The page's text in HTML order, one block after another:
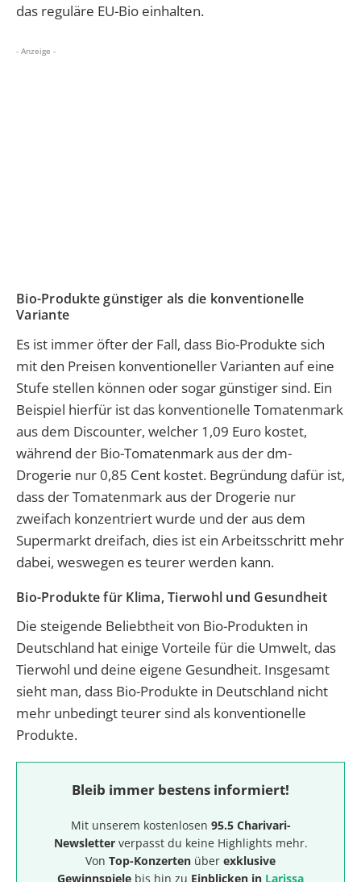
das reguläre EU-Bio einhalten.
- Anzeige -
Bio-Produkte günstiger als die konventionelle
Variante
Es ist immer öfter der Fall, dass Bio-Produkte sich
mit den Preisen konventioneller Varianten auf eine
Stufe stellen können oder sogar günstiger sind. Ein
Beispiel hierfür ist das konventionelle Tomatenmark
aus dem Discounter, welcher 1,09 Euro kostet,
während der Bio-Tomatenmark aus der dm-
Drogerie nur 0,85 Cent kostet. Begründung dafür ist,
dass der Tomatenmark aus der Drogerie nur
zweifach konzentriert wurde und der aus dem
Supermarkt dreifach, dies ist ein Arbeitsschritt mehr
dabei, weswegen es teurer werden kann.
Bio-Produkte für Klima, Tierwohl und Gesundheit
Die steigende Beliebtheit von Bio-Produkten in
Deutschland hat einige Vorteile für die Umwelt, das
Tierwohl und deine eigene Gesundheit. Insgesamt
sieht man, dass Bio-Produkte in Deutschland nicht
mehr unbedingt teurer sind als konventionelle
Produkte.
Bleib immer bestens informiert!
Mit unserem kostenlosen 95.5 Charivari-
Newsletterverpasst du keine Highlights mehr.
Von Top-Konzerten über exklusive
Gewinnspiele bis hin zu Einblicken in Larissa